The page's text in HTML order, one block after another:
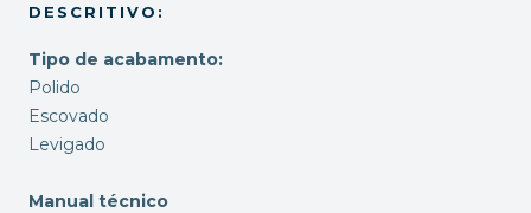
DESCRITIVO:
Tipo de acabamento:
Polido
Escovado
Levigado
Manual técnico